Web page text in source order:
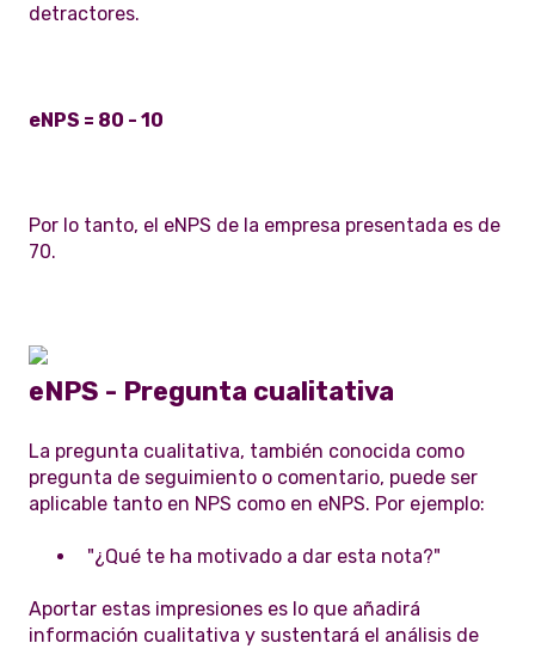
detractores.
eNPS = 80 - 10
Por lo tanto, el eNPS de la empresa presentada es de
70.
eNPS - Pregunta cualitativa
La pregunta cualitativa, también conocida como
pregunta de seguimiento o comentario, puede ser
aplicable tanto en NPS como en eNPS. Por ejemplo:
"¿Qué te ha motivado a dar esta nota?"
Aportar estas impresiones es lo que añadirá
información cualitativa y sustentará el análisis de